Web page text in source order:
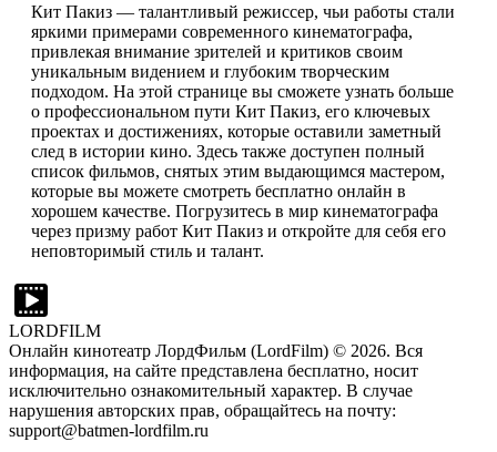
Кит Пакиз — талантливый режиссер, чьи работы стали
яркими примерами современного кинематографа,
привлекая внимание зрителей и критиков своим
уникальным видением и глубоким творческим
подходом. На этой странице вы сможете узнать больше
о профессиональном пути Кит Пакиз, его ключевых
проектах и достижениях, которые оставили заметный
след в истории кино. Здесь также доступен полный
список фильмов, снятых этим выдающимся мастером,
которые вы можете смотреть бесплатно онлайн в
хорошем качестве. Погрузитесь в мир кинематографа
через призму работ Кит Пакиз и откройте для себя его
неповторимый стиль и талант.
LORDFILM
Онлайн кинотеатр ЛордФильм (LordFilm) © 2026. Вся
информация, на сайте представлена бесплатно, носит
исключительно ознакомительный характер. В случае
нарушения авторских прав, обращайтесь на почту:
support@batmen-lordfilm.ru